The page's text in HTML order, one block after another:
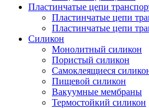
Пластинчатые цепи
Пластинчатые цепи
Пластинчатые цепи
Силикон
Монолитный силикон
Пористый силикон
Самоклеящиеся
Пищевой силикон
Вакуумные мембраны
Термостойкий силикон